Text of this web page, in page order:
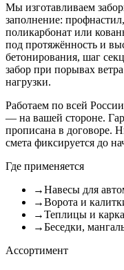
Мы изготавливаем
заполнение:
поликарбонат или
под протяжённость и
бетонирования, шаг
забор при порывах
нагрузки.
Работаем по всей
— на вашей стороне.
прописана в договоре.
смета фиксируется до
Где применяется
→Навесы для
→Ворота и
→Теплицы и
→Беседки,
Ассортимент